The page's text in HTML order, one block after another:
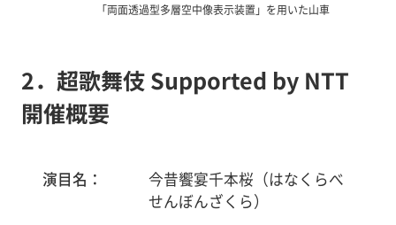
「両面透過型多層空中像表示装置」を用いた山車
2．超歌舞伎 Supported by NTT
開催概要
演目名：
今昔饗宴千本桜（はなくらべ
せんぼんざくら）